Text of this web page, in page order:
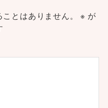
とはありません。 ※ が